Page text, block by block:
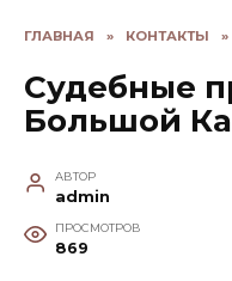
ГЛАВНАЯ » КОНТАКТЫ »
Судебные
Большой
АВТОР
admin
ПРОСМОТРОВ
869